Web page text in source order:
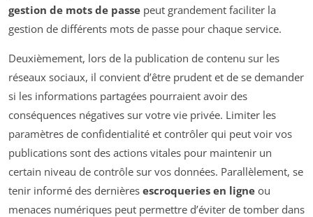
gestion de mots de passe peut grandement faciliter la
gestion de différents mots de passe pour chaque service.
Deuxièmement, lors de la publication de contenu sur les
réseaux sociaux, il convient d’être prudent et de se demander
si les informations partagées pourraient avoir des
conséquences négatives sur votre vie privée. Limiter les
paramètres de confidentialité et contrôler qui peut voir vos
publications sont des actions vitales pour maintenir un
certain niveau de contrôle sur vos données. Parallèlement, se
tenir informé des dernières escroqueries en ligne ou
menaces numériques peut permettre d’éviter de tomber dans